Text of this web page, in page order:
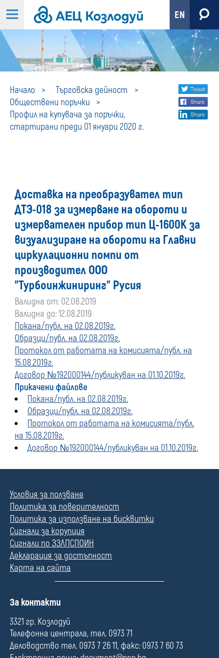
EN
Начало
Търговска дейност
Обществени поръчки
Профил на купувача за поръчки,
стартирани преди 01 януари 2020 г.
Профил
на
поръчки,
стартирани
преди
01
януари
г.
Share
social
Доставка на преобразувател тип
ДТЭ-018 за измерване на обороти и
измервателен прибор тип Ц-1600К за
визуализиране на обороти на Главни
циркулационни помпи от
производител ООО
"Турбоинжиниринг" Русия
Валидна от: 02.08.2019
Валидна до: 12.08.2019
Покана/публ. на 02.08.2019г.
Образци/публ. на 02.08.2019г.
Протокол от работата на комисията/публ. на
15.08.2019г.
Договор №192000144/публикуван на 01.10.2019г.
Прикачени файлове
Покана/публ. на 02.08.2019г.
Образци/публ. на 02.08.2019г.
Протокол от работата на комисията/публ.
на 15.08.2019г.
Договор №192000144/публикуван на 01.10.2019г.
Условия за ползване
Политика за поверителност
Политика за използване на бисквитки
Сигнали за корупция
Сигнали по ЗЗЛПСПОИН
Декларация за достъпност
Карта на сайта
П
л
е
За контакти
3321 гр. Козлодуй
Телефонна централа, тел. 0973 71
Деловодство тел. 0973 7 26 11, факс: 0973 7 60 73